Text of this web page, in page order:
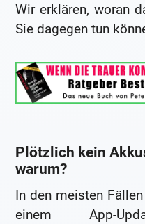
Wir erklären, woran
Sie dagegen tun
Plötzlich kein
warum?
In den meisten
einem App-